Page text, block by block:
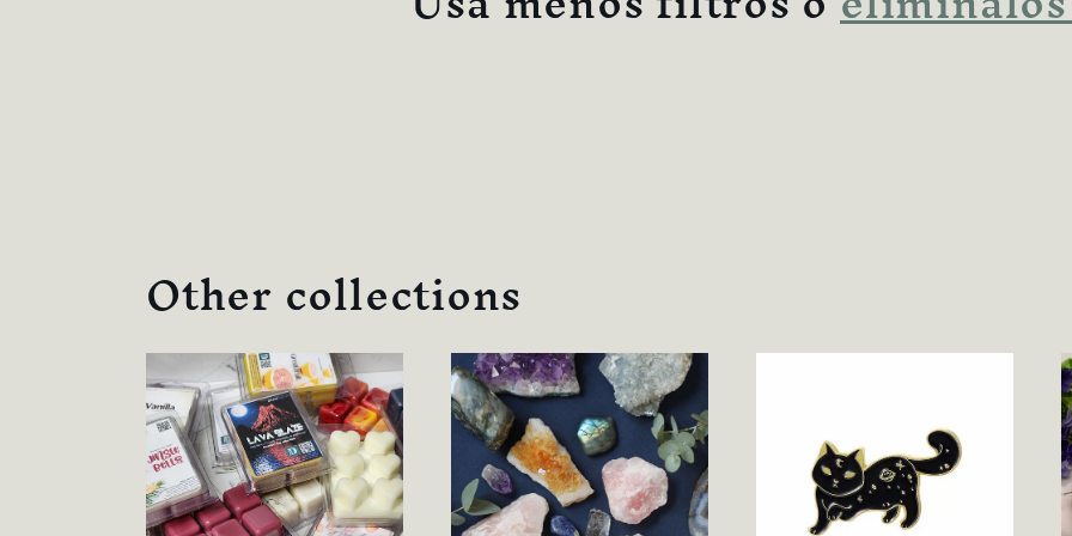
ó
n
:
Other collections